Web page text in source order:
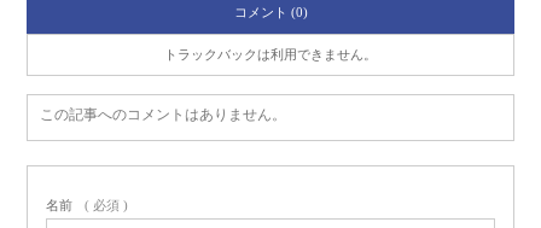
コメント (0)
トラックバックは利用できません。
この記事へのコメントはありません。
名前 ( 必須 )